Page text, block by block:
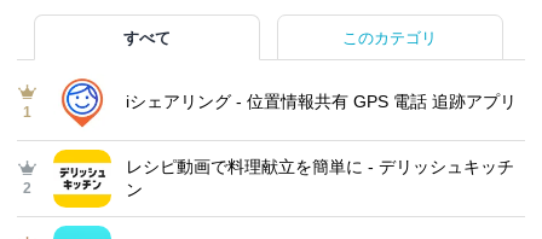
すべて このカテゴリ
1
iシェアリング - 位置情報共有 GPS 電話 追跡アプリ
2
レシピ動画で料理献立を簡単‪に - デリッシュキッチ
ン